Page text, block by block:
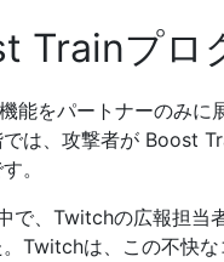
Trainプロ
能をパートナーのみに
は、攻撃者が Boost
。
で、Twitchの広報担当
Twitchは、この不快